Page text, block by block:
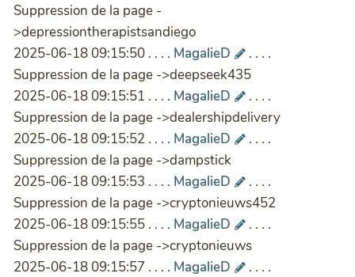
Suppression de la page -
>depressiontherapistsandiego
2025-06-18 09:15:50 . . . . MagalieD
. . . .
Suppression de la page ->deepseek435
2025-06-18 09:15:51 . . . . MagalieD
. . . .
Suppression de la page ->dealershipdelivery
2025-06-18 09:15:52 . . . . MagalieD
. . . .
Suppression de la page ->dampstick
2025-06-18 09:15:53 . . . . MagalieD
. . . .
Suppression de la page ->cryptonieuws452
2025-06-18 09:15:55 . . . . MagalieD
. . . .
Suppression de la page ->cryptonieuws
2025-06-18 09:15:57 . . . . MagalieD
. . . .